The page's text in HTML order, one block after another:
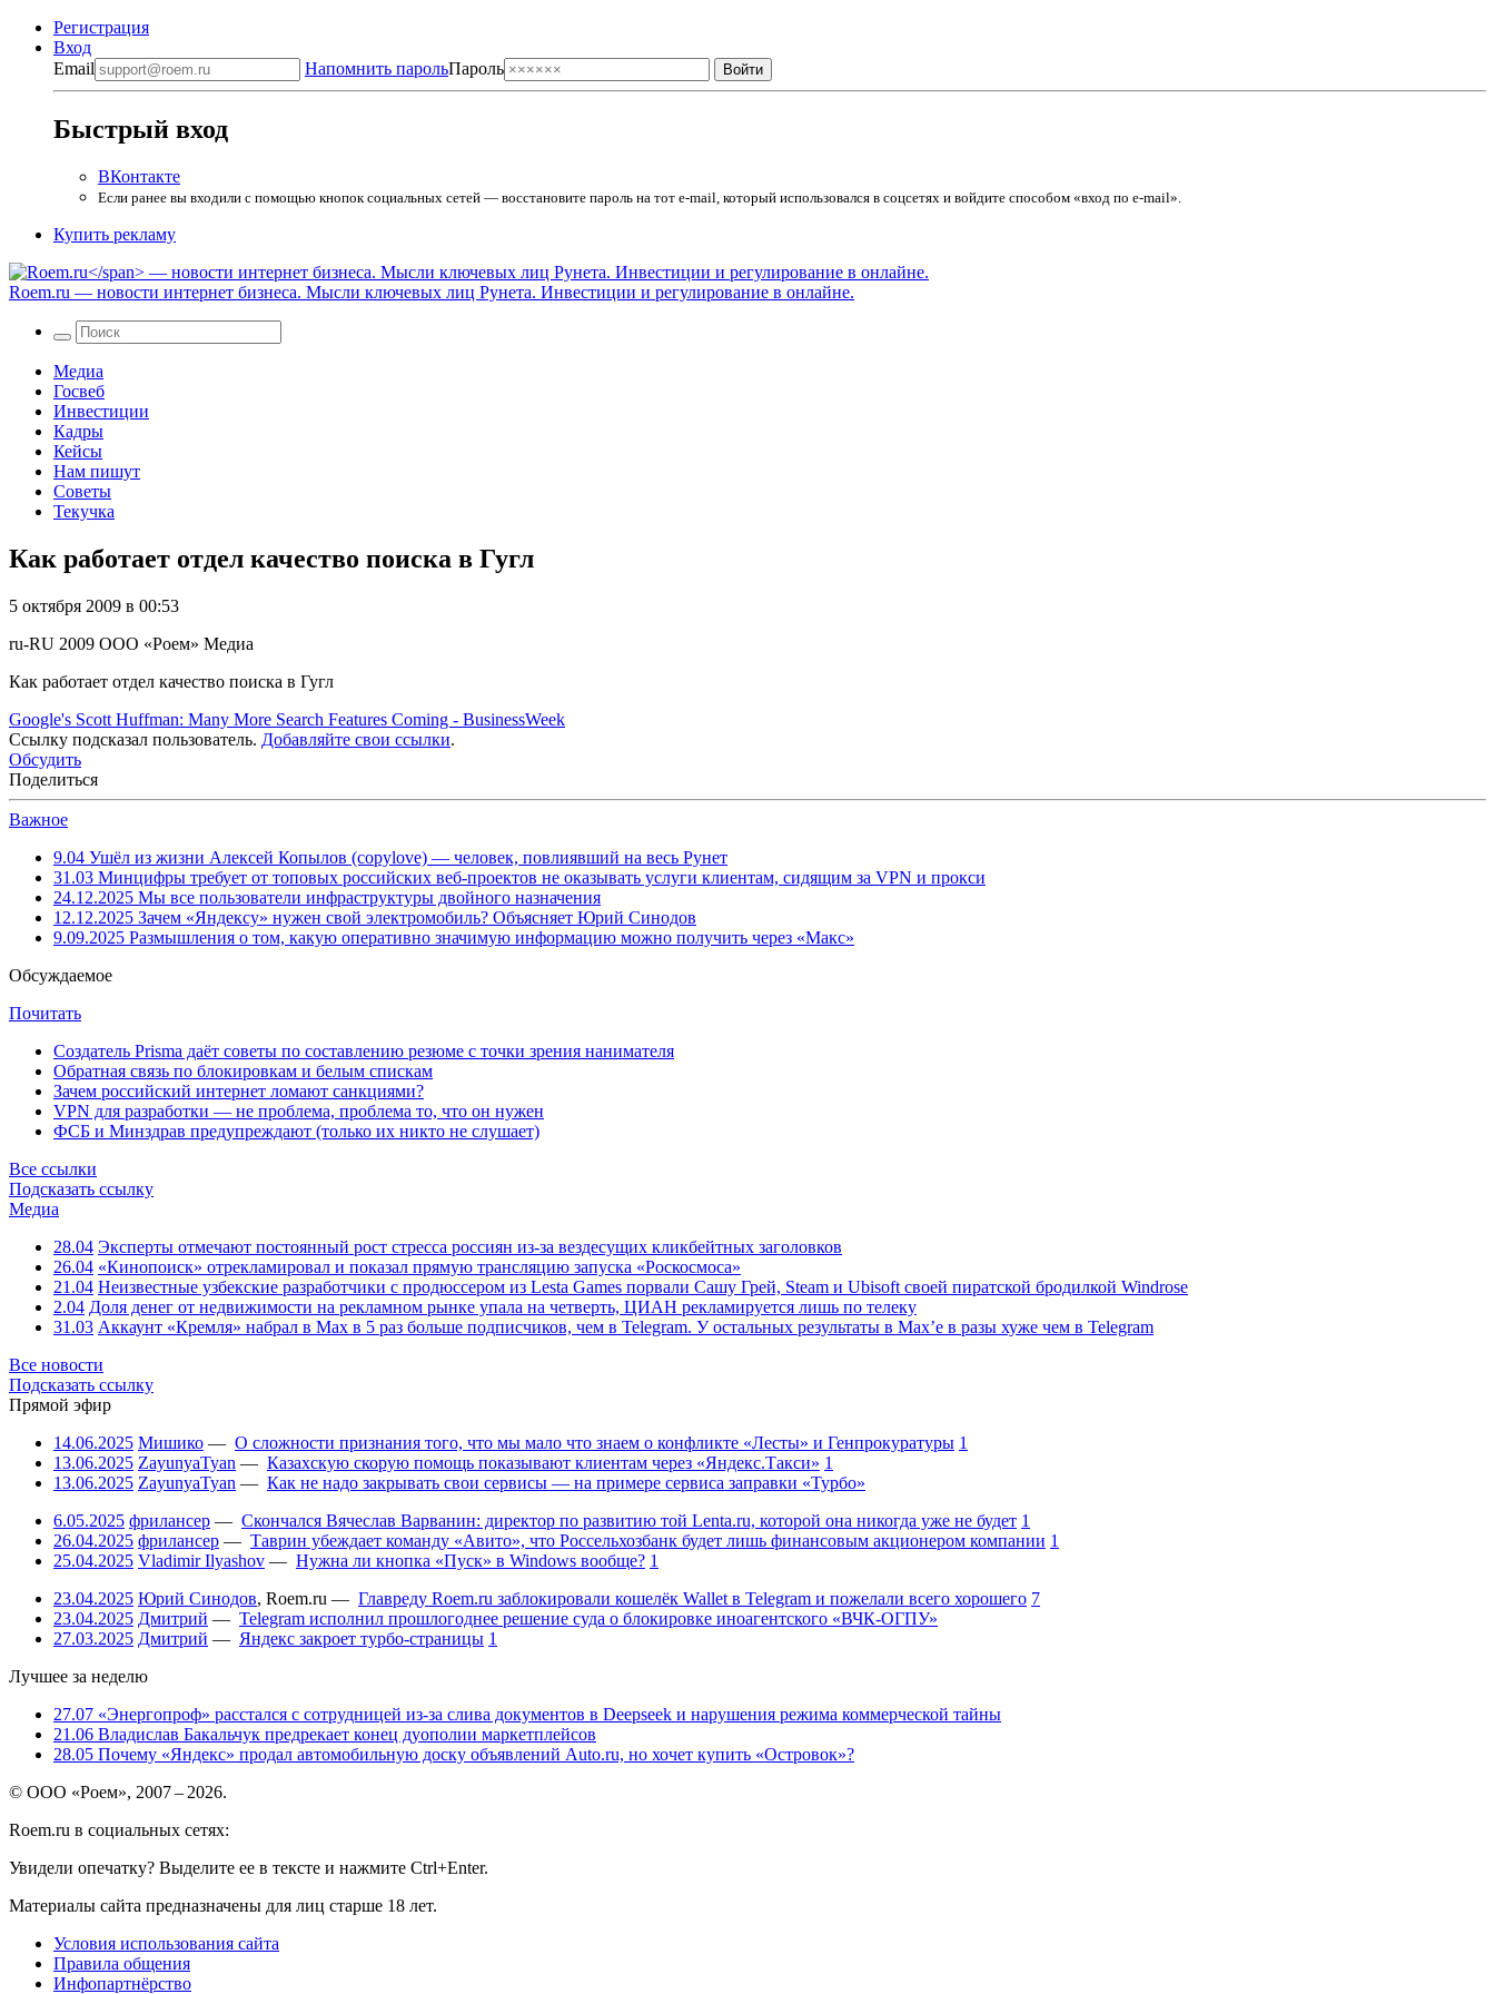
Регистрация
Вход
Email
Напомнить парольПароль
Быстрый вход
ВКонтакте
Если ранее вы входили с помощью кнопок социальных сетей — восстановите пароль на тот e-mail, который использовался в соцсетях и войдите способом «вход по e-mail».
Купить рекламу
Roem.ru — новости интернет бизнеса. Мысли ключевых лиц Рунета. Инвестиции и регулирование в онлайне.
Медиа
Госвеб
Инвестиции
Кадры
Кейсы
Нам пишут
Советы
Текучка
Как работает отдел качество поиска в Гугл
5 октября 2009 в 00:53
ru-RU 2009 ООО «Роем» Медиа
Как работает отдел качество поиска в Гугл
Google's Scott Huffman: Many More Search Features Coming - BusinessWeek
Ссылку подсказал пользователь. Добавляйте свои ссылки.
Обсудить
Поделиться
Важное
9.04 Ушёл из жизни Алексей Копылов (copylove) — человек, повлиявший на весь Рунет
31.03 Минцифры требует от топовых российских веб-проектов не оказывать услуги клиентам, сидящим за VPN и прокси
24.12.2025 Мы все пользователи инфраструктуры двойного назначения
12.12.2025 Зачем «Яндексу» нужен свой электромобиль? Объясняет Юрий Синодов
9.09.2025 Размышления о том, какую оперативно значимую информацию можно получить через «Макс»
Обсуждаемое
Почитать
Создатель Prisma даёт советы по составлению резюме с точки зрения нанимателя
Обратная связь по блокировкам и белым спискам
Зачем российский интернет ломают санкциями?
VPN для разработки — не проблема, проблема то, что он нужен
ФСБ и Минздрав предупреждают (только их никто не слушает)
Все ссылки
Подсказать ссылку
Медиа
28.04 Эксперты отмечают постоянный рост стресса россиян из-за вездесущих кликбейтных заголовков
26.04 «Кинопоиск» отрекламировал и показал прямую трансляцию запуска «Роскосмоса»
21.04 Неизвестные узбекские разработчики с продюссером из Lesta Games порвали Сашу Грей, Steam и Ubisoft своей пиратской бродилкой Windrose
2.04 Доля денег от недвижимости на рекламном рынке упала на четверть, ЦИАН рекламируется лишь по телеку
31.03 Аккаунт «Кремля» набрал в Max в 5 раз больше подписчиков, чем в Telegram. У остальных результаты в Max’е в разы хуже чем в Telegram
Все новости
Подсказать ссылку
Прямой эфир
14.06.2025 Мишико — О сложности признания того, что мы мало что знаем о конфликте «Лесты» и Генпрокуратуры 1
13.06.2025 ZayunyaTyan — Казахскую скорую помощь показывают клиентам через «Яндекс.Такси» 1
13.06.2025 ZayunyaTyan — Как не надо закрывать свои сервисы — на примере сервиса заправки «Турбо»
6.05.2025 фрилансер — Скончался Вячеслав Варванин: директор по развитию той Lenta.ru, которой она никогда уже не будет 1
26.04.2025 фрилансер — Таврин убеждает команду «Авито», что Россельхозбанк будет лишь финансовым акционером компании 1
25.04.2025 Vladimir Ilyashov — Нужна ли кнопка «Пуск» в Windows вообще? 1
23.04.2025 Юрий Синодов, Roem.ru — Главреду Roem.ru заблокировали кошелёк Wallet в Telegram и пожелали всего хорошего 7
23.04.2025 Дмитрий — Telegram исполнил прошлогоднее решение суда о блокировке иноагентского «ВЧК-ОГПУ»
27.03.2025 Дмитрий — Яндекс закроет турбо-страницы 1
Лучшее за неделю
27.07 «Энергопроф» расстался с сотрудницей из-за слива документов в Deepseek и нарушения режима коммерческой тайны
21.06 Владислав Бакальчук предрекает конец дуополии маркетплейсов
28.05 Почему «Яндекс» продал автомобильную доску объявлений Auto.ru, но хочет купить «Островок»?
© ООО «Роем», 2007 – 2026.
Roem.ru в социальных сетях:
Увидели опечатку? Выделите ее в тексте и нажмите Ctrl+Enter.
Материалы сайта предназначены для лиц старше 18 лет.
Условия использования сайта
Правила общения
Инфопартнёрство